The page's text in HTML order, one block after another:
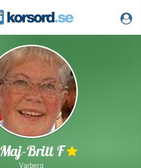
Maj-Britt F
Varberg